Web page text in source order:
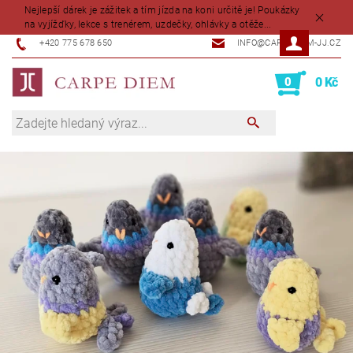
Nejlepší dárek je zážitek a tím jízda na koni určitě je! Poukázky
na vyjížďky, lekce s trenérem, uzdečky, ohlávky a otěže...
+420 775 678 650 INFO@CARPEDIEM-JJ.CZ
0 0 Kč